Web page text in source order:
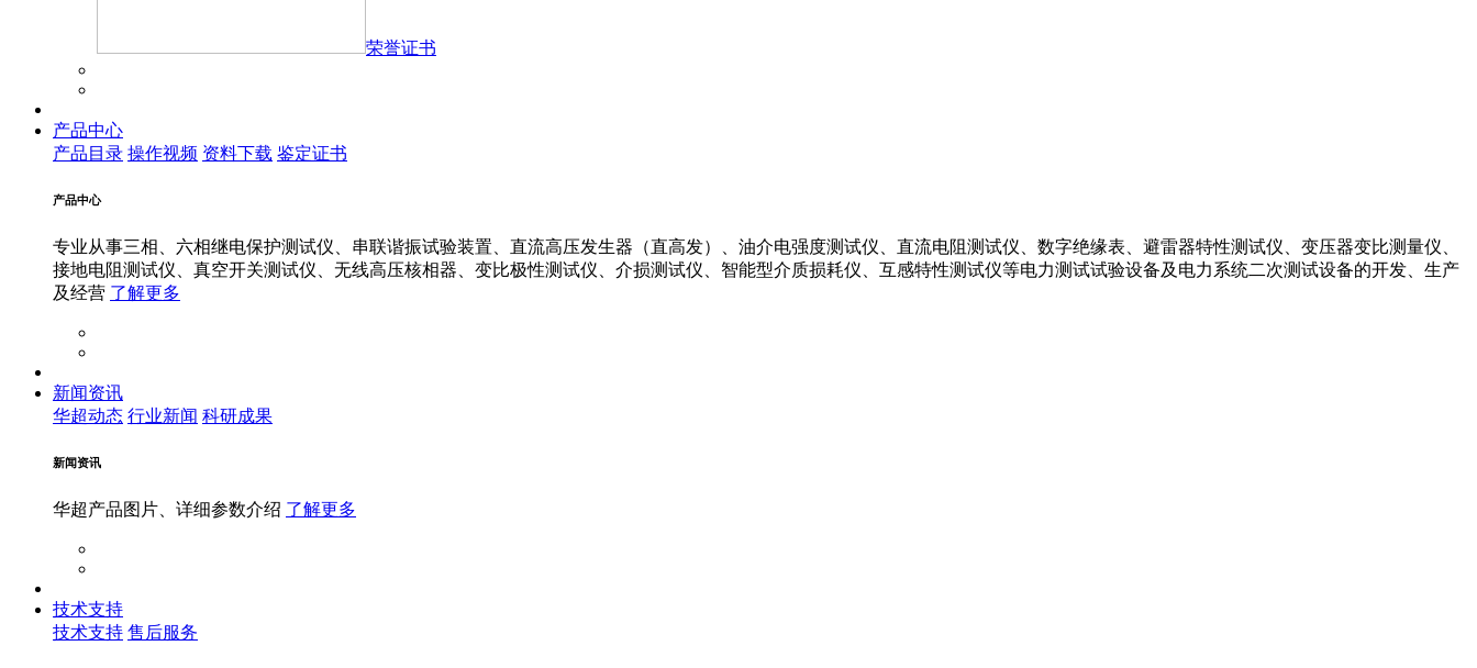
荣誉证书
产品中心
产品目录 操作视频 资料下载 鉴定证书
产品中心
专业从事三相、六相继电保护测试仪、串联谐振试验装置、直流高压发生器（直高发）、油介电强度测试仪、直流电阻测试仪、数字绝缘表、避雷器特性测试仪、变压器变比测量仪、
接地电阻测试仪、真空开关测试仪、无线高压核相器、变比极性测试仪、介损测试仪、智能型介质损耗仪、互感特性测试仪等电力测试试验设备及电力系统二次测试设备的开发、生产
及经营 了解更多
新闻资讯
华超动态 行业新闻 科研成果
新闻资讯
华超产品图片、详细参数介绍 了解更多
技术支持
技术支持 售后服务